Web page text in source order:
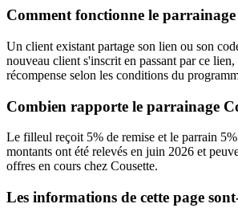
Comment fonctionne le parrainage
Un client existant partage son lien ou son
nouveau client s'inscrit en passant par ce lien,
récompense selon les conditions du
Combien rapporte le parrainage
Le filleul reçoit 5% de remise et le parrain
montants ont été relevés en juin 2026 et
offres en cours chez Cousette.
Les informations de cette page